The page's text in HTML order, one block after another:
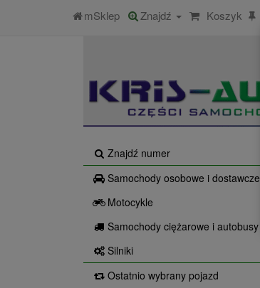
mSklep Znajdź Koszyk
Znajdź numer
Samochody osobowe i dostawcze
Motocykle
Samochody ciężarowe i autobusy
Silniki
Ostatnio wybrany pojazd